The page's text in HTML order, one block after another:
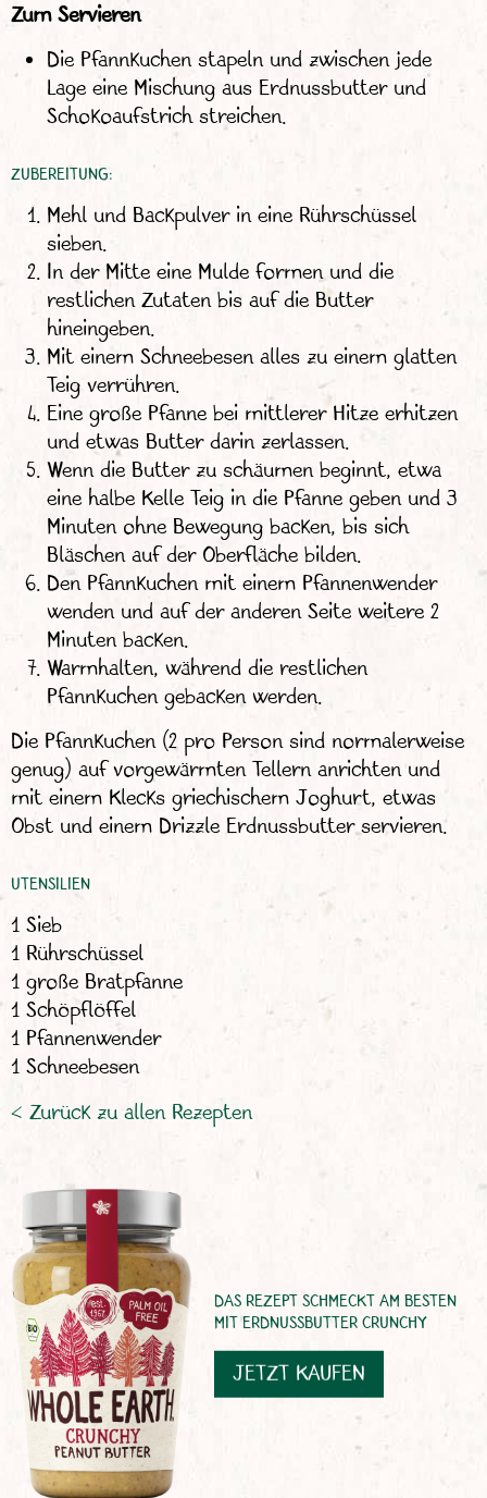
Zum Servieren
Die Pfannkuchen stapeln und zwischen jede
Lage eine Mischung aus Erdnussbutter und
Schokoaufstrich streichen.
ZUBEREITUNG:
Mehl und Backpulver in eine Rührschüssel
sieben.
In der Mitte eine Mulde formen und die
restlichen Zutaten bis auf die Butter
hineingeben.
Mit einem Schneebesen alles zu einem glatten
Teig verrühren.
Eine große Pfanne bei mittlerer Hitze erhitzen
und etwas Butter darin zerlassen.
Wenn die Butter zu schäumen beginnt, etwa
eine halbe Kelle Teig in die Pfanne geben und 3
Minuten ohne Bewegung backen, bis sich
Bläschen auf der Oberfläche bilden.
Den Pfannkuchen mit einem Pfannenwender
wenden und auf der anderen Seite weitere 2
Minuten backen.
Warmhalten, während die restlichen
Pfannkuchen gebacken werden.
Die Pfannkuchen (2 pro Person sind normalerweise
genug) auf vorgewärmten Tellern anrichten und
mit einem Klecks griechischem Joghurt, etwas
Obst und einem Drizzle Erdnussbutter servieren.
UTENSILIEN
1 Sieb
1 Rührschüssel
1 große Bratpfanne
1 Schöpflöffel
1 Pfannenwender
1 Schneebesen
< Zurück zu allen Rezepten
DAS REZEPT SCHMECKT AM BESTEN
MIT ERDNUSSBUTTER CRUNCHY
JETZT KAUFEN